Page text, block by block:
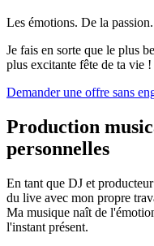
Les émotions. De la
Je fais en sorte que le plus
plus excitante fête de ta vie !
Demander une offre sans
Production
personnelles
En tant que DJ et
du live avec mon propre
Ma musique naît de
l'instant présent.